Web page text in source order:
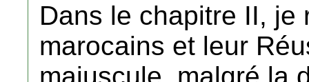
Dans le chapitre II, je
marocains et leur